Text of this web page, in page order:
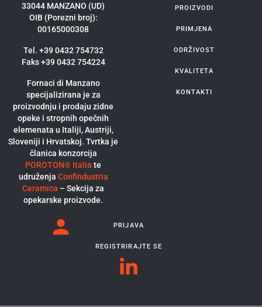
33044 MANZANO (UD)
OIB (Porezni broj):
00165000308
Tel. +39 0432 754732
Faks +39 0432 754224
Fornaci di Manzano
specijalizirana je za
proizvodnju i prodaju zidne
opeke i stropnih opečnih
elemenata u Italiji, Austriji,
Sloveniji i Hrvatskoj. Tvrtka je
članica konzorcija
POROTON® Italia te
udruženja Confindustria
Ceramica – Sekcija za
opekarske proizvode.
PROIZVODI
PRIMJENA
ODRŽIVOST
KVALITETA
KONTAKTI
PRIJAVA
REGISTRIRAJTE SE